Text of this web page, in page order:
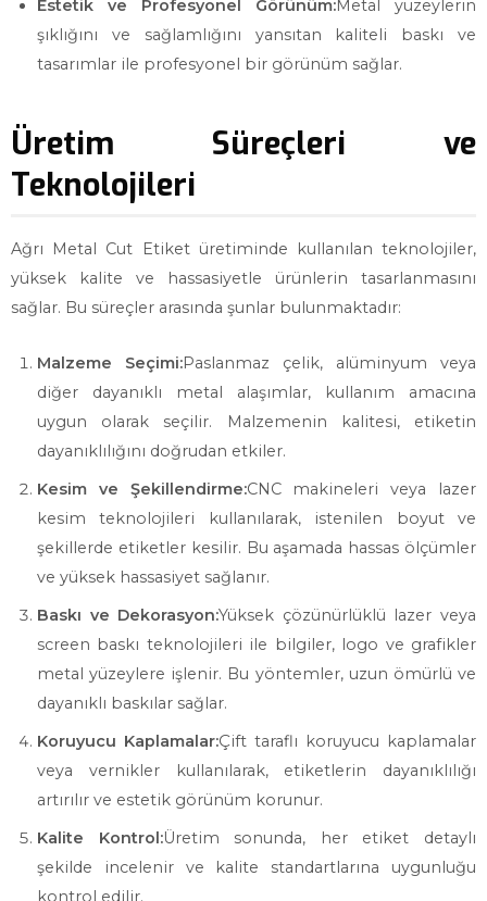
Estetik ve Profesyonel Görünüm:Metal yüzeylerin
şıklığını ve sağlamlığını yansıtan kaliteli baskı ve
tasarımlar ile profesyonel bir görünüm sağlar.
Üretim Süreçleri ve
Teknolojileri
Ağrı Metal Cut Etiket üretiminde kullanılan teknolojiler,
yüksek kalite ve hassasiyetle ürünlerin tasarlanmasını
sağlar. Bu süreçler arasında şunlar bulunmaktadır:
Malzeme Seçimi:Paslanmaz çelik, alüminyum veya
diğer dayanıklı metal alaşımlar, kullanım amacına
uygun olarak seçilir. Malzemenin kalitesi, etiketin
dayanıklılığını doğrudan etkiler.
Kesim ve Şekillendirme:CNC makineleri veya lazer
kesim teknolojileri kullanılarak, istenilen boyut ve
şekillerde etiketler kesilir. Bu aşamada hassas ölçümler
ve yüksek hassasiyet sağlanır.
Baskı ve Dekorasyon:Yüksek çözünürlüklü lazer veya
screen baskı teknolojileri ile bilgiler, logo ve grafikler
metal yüzeylere işlenir. Bu yöntemler, uzun ömürlü ve
dayanıklı baskılar sağlar.
Koruyucu Kaplamalar:Çift taraflı koruyucu kaplamalar
veya vernikler kullanılarak, etiketlerin dayanıklılığı
artırılır ve estetik görünüm korunur.
Kalite Kontrol:Üretim sonunda, her etiket detaylı
şekilde incelenir ve kalite standartlarına uygunluğu
kontrol edilir.